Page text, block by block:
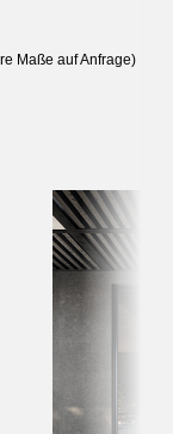
Maße auf Anfrage)